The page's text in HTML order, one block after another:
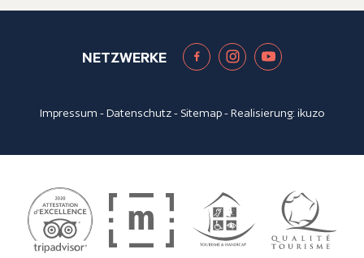
NETZWERKE
Impressum -Datenschutz- Sitemap- Realisierung:ikuzo